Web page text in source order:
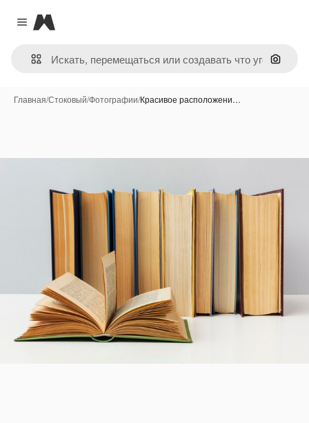
Close menu
Magnific
Поиск
Главная/Стоковый/Фотографии/Красивое расположени…